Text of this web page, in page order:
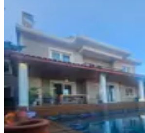
5+1· 320 m²·05.08.2026
14.550.000 ₺
Nogay GAYRİMENKULBurhanettin Nogay
Ara